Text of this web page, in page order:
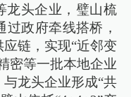
龙头企业，璧山梳
政府牵线搭桥，
链，实现“近邻变
密等一批本地企业
龙头企业形成“共